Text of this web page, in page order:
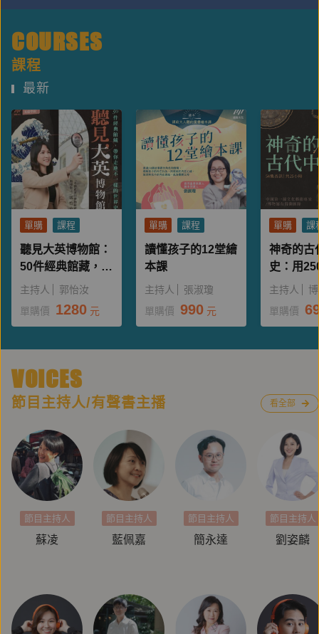
COURSES
課程
最新
單購 課程
聽見大英博物館：
50件經典館藏，帶
你走進不一樣的世
主持人
郭怡汝
單購價
1280 元
單購 課程
讀懂孩子的12堂繪
本課
主持人
張淑瓊
單購價 990 元
單購 課
神奇的古
史：用
的故事
主持人
博
單購價
VOICES
節目主持人/有聲書主播 看全部
節目主持人
蘇凌
節目主持人
藍佩嘉
節目主持人
簡永達
節目主持人
劉姿麟